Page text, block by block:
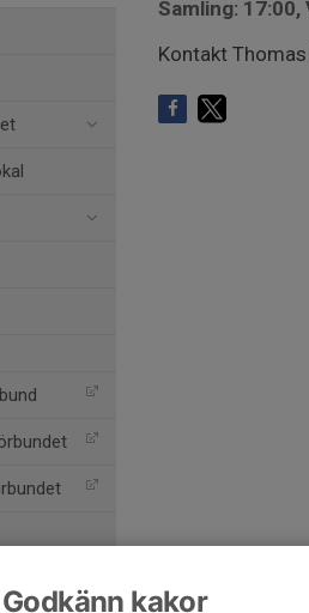
Samling: 17:00,
Kontakt
Godkänn kakor